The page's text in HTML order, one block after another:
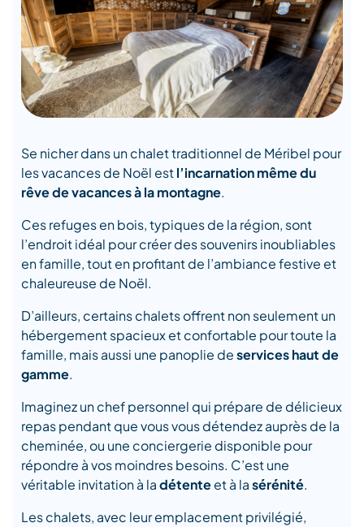
Se nicher dans un chalet traditionnel de Méribel pour
les vacances de Noël estl’incarnation même du
rêve de vacances à la montagne.
Ces refuges en bois, typiques de la région, sont
l’endroit idéal pour créer des souvenirs inoubliables
en famille, tout en profitant de l’ambiance festive et
chaleureuse de Noël.
D’ailleurs, certains chalets offrent non seulement un
hébergement spacieux et confortable pour toute la
famille, mais aussi une panoplie deservices haut de
gamme.
Imaginez un chef personnel qui prépare de délicieux
repas pendant que vous vous détendez auprès de la
cheminée, ou une conciergerie disponible pour
répondre à vos moindres besoins. C’est une
véritable invitation à ladétenteet à lasérénité.
Les chalets, avec leur emplacement privilégié,